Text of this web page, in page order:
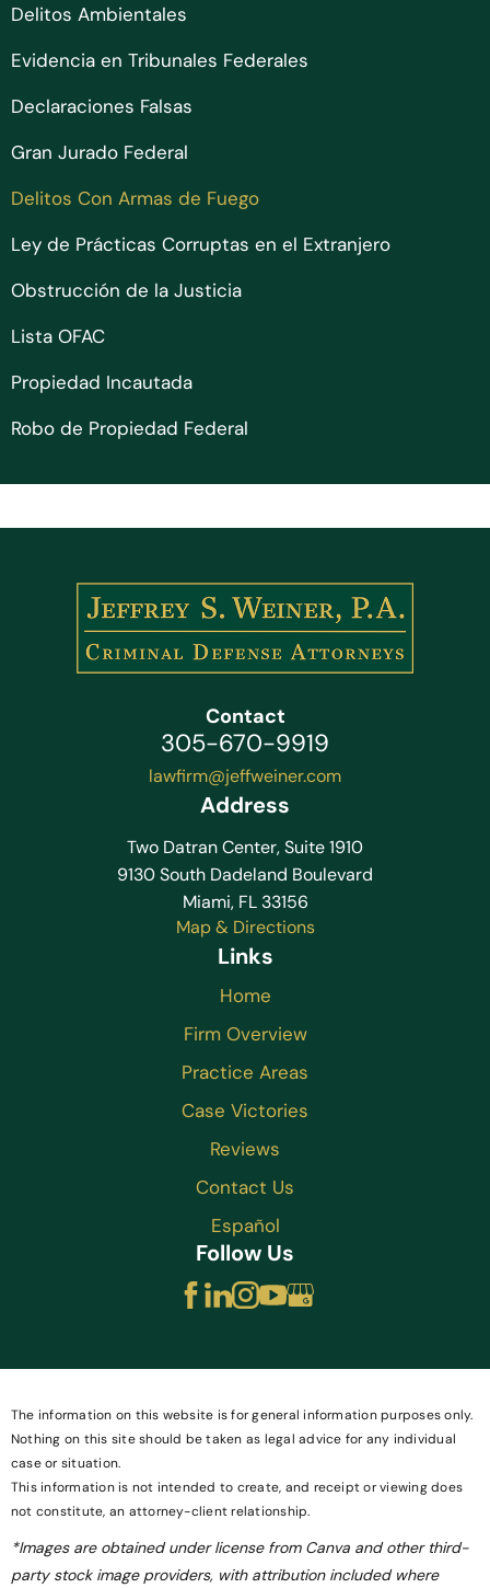
Delitos Ambientales
Evidencia en Tribunales Federales
Declaraciones Falsas
Gran Jurado Federal
Delitos Con Armas de Fuego
Ley de Prácticas Corruptas en el Extranjero
Obstrucción de la Justicia
Lista OFAC
Propiedad Incautada
Robo de Propiedad Federal
Contact
305-670-9919
lawfirm@jeffweiner.com
Address
Two Datran Center, Suite 1910
9130 South Dadeland Boulevard
Miami, FL 33156
Map & Directions
Links
Home
Firm Overview
Practice Areas
Case Victories
Reviews
Contact Us
Español
Follow Us
The information on this website is for general information purposes only.
Nothing on this site should be taken as legal advice for any individual
case or situation.
This information is not intended to create, and receipt or viewing does
not constitute, an attorney-client relationship.
*Images are obtained under license from Canva and other third-
party stock image providers, with attribution included where